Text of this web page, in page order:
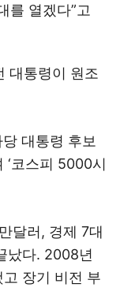
를 열겠다”고
대통령이 원조
대통령 후보
‘코스피 5000시
달러, 경제 7대
났다. 2008년
장기 비전 부